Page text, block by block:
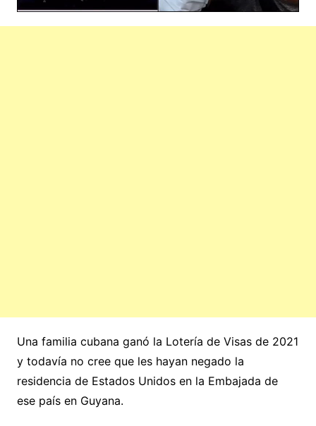
Una familia cubana ganó la Lotería de Visas de 2021
y todavía no cree que les hayan negado la
residencia de Estados Unidos en la Embajada de
ese país en Guyana.